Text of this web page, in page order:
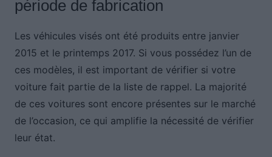
période de fabrication
Les véhicules visés ont été produits entre janvier
2015 et le printemps 2017. Si vous possédez l’un de
ces modèles, il est important de vérifier si votre
voiture fait partie de la liste de rappel. La majorité
de ces voitures sont encore présentes sur le marché
de l’occasion, ce qui amplifie la nécessité de vérifier
leur état.